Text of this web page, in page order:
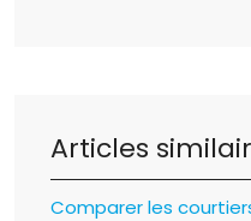
Articles
Comparer les